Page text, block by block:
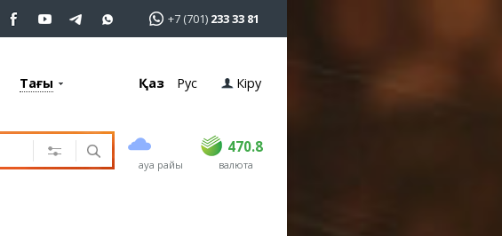
+7 (701) 233 33 81
Тағы Қаз Рус Кіру
ауа райы
470.8
USD 468.5 470.8
EUR валюта